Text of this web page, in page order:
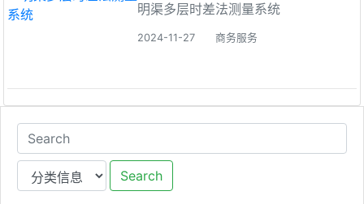
明渠多层时差法测量系统
2024-11-27 商务服务
Search